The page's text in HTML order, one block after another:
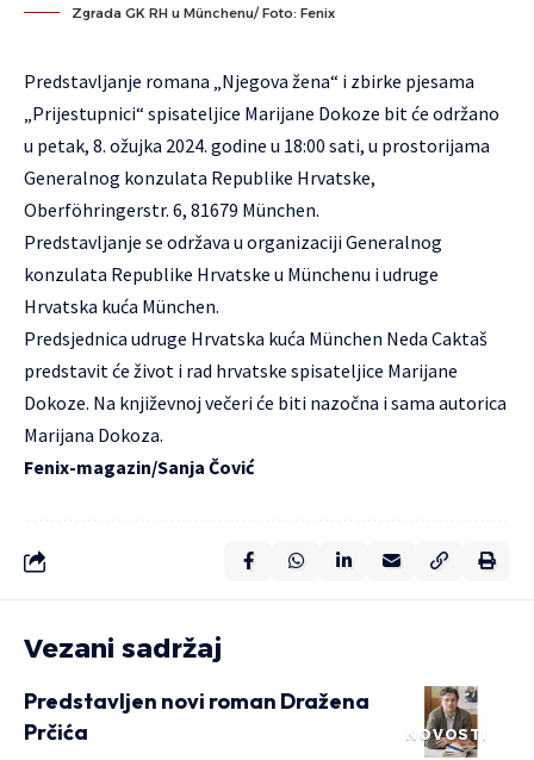
Zgrada GK RH u Münchenu/ Foto: Fenix
Predstavljanje romana „Njegova žena“ i zbirke pjesama
„Prijestupnici“ spisateljice Marijane Dokoze bit će održano
u petak, 8. ožujka 2024. godine u 18:00 sati, u prostorijama
Generalnog konzulata Republike Hrvatske,
Oberföhringerstr. 6, 81679 München.
Predstavljanje se održava u organizaciji Generalnog
konzulata Republike Hrvatske u Münchenu i udruge
Hrvatska kuća München.
Predsjednica udruge Hrvatska kuća München Neda Caktaš
predstavit će život i rad hrvatske spisateljice Marijane
Dokoze. Na književnoj večeri će biti nazočna i sama autorica
Marijana Dokoza.
Fenix-magazin/Sanja Čović
Vezani sadržaj
NOVOSTI
Predstavljen novi roman Dražena
Prčića